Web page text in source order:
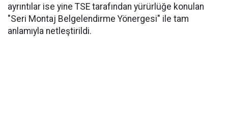
ayrıntılar ise yine TSE tarafından yürürlüğe konulan
"Seri Montaj Belgelendirme Yönergesi" ile tam
anlamıyla netleştirildi.